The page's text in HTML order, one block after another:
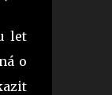
let
o